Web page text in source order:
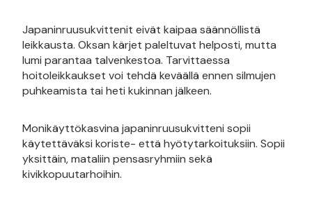
Japaninruusukvittenit eivät kaipaa säännöllistä
leikkausta. Oksan kärjet paleltuvat helposti, mutta
lumi parantaa talvenkestoa. Tarvittaessa
hoitoleikkaukset voi tehdä keväällä ennen silmujen
puhkeamista tai heti kukinnan jälkeen.
Monikäyttökasvina japaninruusukvitteni sopii
käytettäväksi koriste- että hyötytarkoituksiin. Sopii
yksittäin, mataliin pensasryhmiin sekä
kivikkopuutarhoihin.